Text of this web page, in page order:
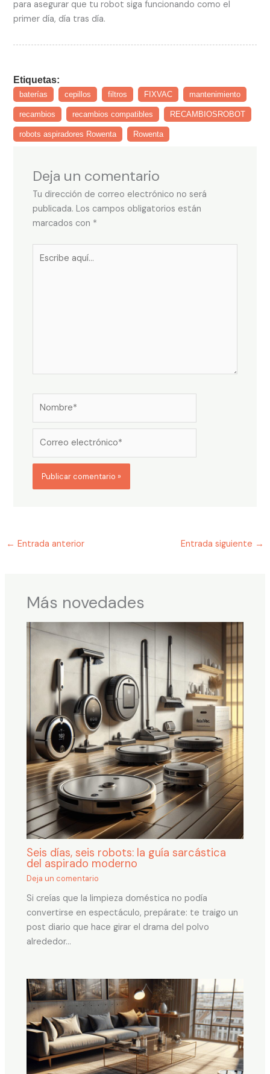
para asegurar que tu robot siga funcionando como el
primer día, día tras día.
Etiquetas:
baterías cepillos filtros FIXVAC mantenimiento
recambios recambios compatibles RECAMBIOSROBOT
robots aspiradores Rowenta Rowenta
Deja un comentario
Tu dirección de correo electrónico no será
publicada. Los campos obligatorios están
marcados con *
electrónico*
← Entrada anterior Entrada siguiente →
Más novedades
Seis días, seis robots: la guía sarcástica
del aspirado moderno
Deja un comentario
Si creías que la limpieza doméstica no podía
convertirse en espectáculo, prepárate: te traigo un
post diario que hace girar el drama del polvo
alrededor…